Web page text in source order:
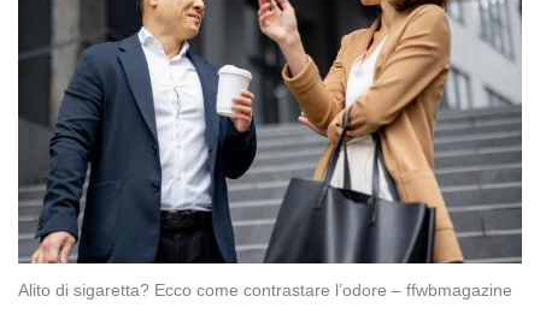
Alito di sigaretta? Ecco come contrastare l’odore – ffwbmagazine